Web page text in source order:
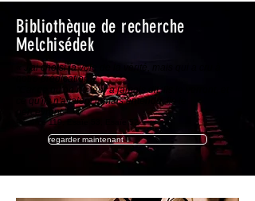
Bibliothèque de recherche
Melchisédek
« J'ai choisi la voie de la vérité, mais qui a cru à
notre prédication ?
"Car ce qu'on ne leur a jamais dit, ils le verront, et
ce qu'ils n'avaient jamais entendu, ils le
percevront."
Psaume 119, Esaïe 53, Esaïe 52
regarder maintenant ↓